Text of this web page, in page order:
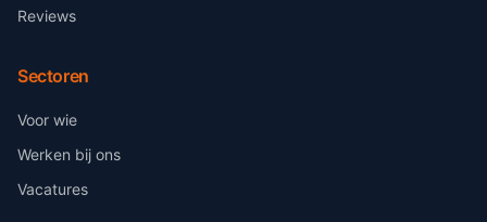
Reviews
Sectoren
Voor wie
Werken bij ons
Vacatures